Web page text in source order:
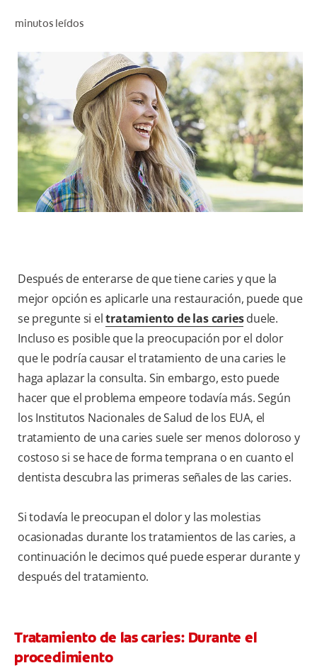
PARA PROFESIONALES
CL (ES)
SUSCRÍBASE
minutos leídos
Después de enterarse de que tiene caries y que la
mejor opción es aplicarle una restauración, puede que
se pregunte si eltratamiento de las cariesduele.
Incluso es posible que la preocupación por el dolor
que le podría causar el tratamiento de una caries le
haga aplazar la consulta. Sin embargo, esto puede
hacer que el problema empeore todavía más. Según
los Institutos Nacionales de Salud de los EUA, el
tratamiento de una caries suele ser menos doloroso y
costoso si se hace de forma temprana o en cuanto el
dentista descubra las primeras señales de las caries.
Si todavía le preocupan el dolor y las molestias
ocasionadas durante los tratamientos de las caries, a
continuación le decimos qué puede esperar durante y
después del tratamiento.
Tratamiento de las caries: Durante el
procedimiento